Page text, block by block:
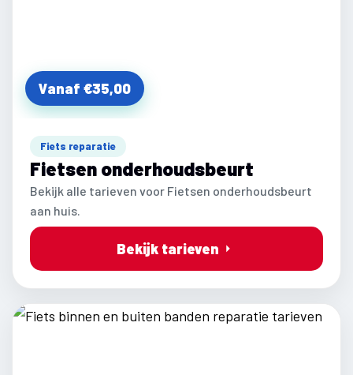
Vanaf €35,00
Fiets reparatie
Fietsen onderhoudsbeurt
Bekijk alle tarieven voor Fietsen onderhoudsbeurt
aan huis.
Bekijk tarieven